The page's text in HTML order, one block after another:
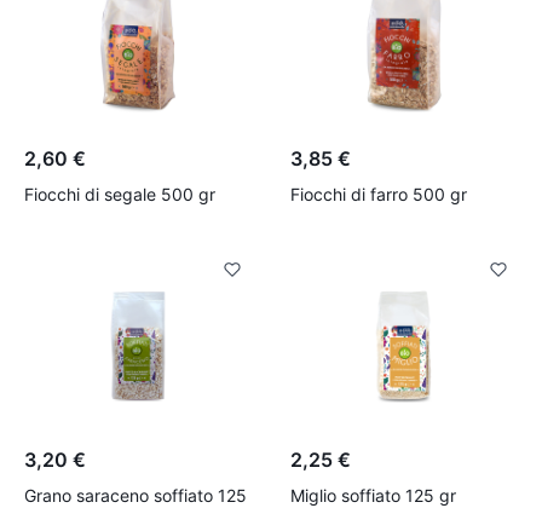
2,60 €
Fiocchi di segale 500 gr
3,85 €
Fiocchi di farro 500 gr
3,20 €
Grano saraceno soffiato 125
2,25 €
Miglio soffiato 125 gr